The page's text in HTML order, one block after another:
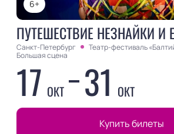
6+
ПУТЕШЕСТВИЕ НЕЗНАЙКИ И
Санкт-Петербург
Театр-фестиваль
Большая сцена
17 ОКТ 31 ОКТ
Купить билеты